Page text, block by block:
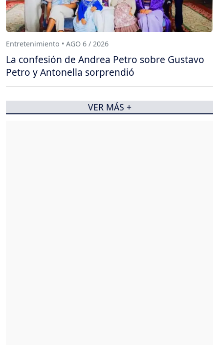
Entretenimiento • AGO 6 / 2026
La confesión de Andrea Petro sobre Gustavo
Petro y Antonella sorprendió
VER MÁS +